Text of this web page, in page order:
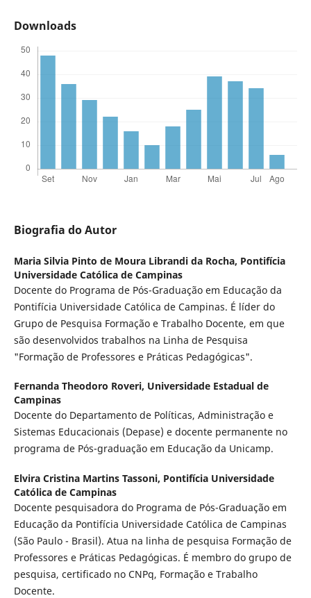
Downloads
Biografia do Autor
Maria Silvia Pinto de Moura Librandi da Rocha, Pontifícia
Universidade Católica de Campinas
Docente do Programa de Pós-Graduação em Educação da
Pontifícia Universidade Católica de Campinas. É líder do
Grupo de Pesquisa Formação e Trabalho Docente, em que
são desenvolvidos trabalhos na Linha de Pesquisa
"Formação de Professores e Práticas Pedagógicas".
Fernanda Theodoro Roveri, Universidade Estadual de
Campinas
Docente do Departamento de Políticas, Administração e
Sistemas Educacionais (Depase) e docente permanente no
programa de Pós-graduação em Educação da Unicamp.
Elvira Cristina Martins Tassoni, Pontifícia Universidade
Católica de Campinas
Docente pesquisadora do Programa de Pós-Graduação em
Educação da Pontifícia Universidade Católica de Campinas
(São Paulo - Brasil). Atua na linha de pesquisa Formação de
Professores e Práticas Pedagógicas. É membro do grupo de
pesquisa, certificado no CNPq, Formação e Trabalho
Docente.